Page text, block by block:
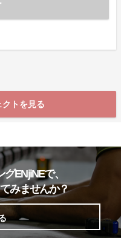
トを見る
ENjiNEで、
みませんか？